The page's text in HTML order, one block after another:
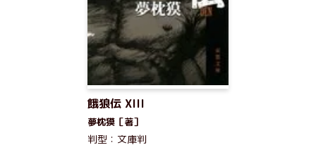
餓狼伝 XIII
夢枕獏［著］
判型：文庫判